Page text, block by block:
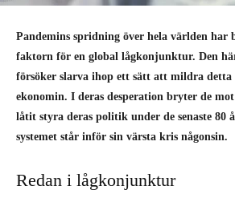
Pandemins spridning över hela världen har
faktorn för en global lågkonjunktur. Den
försöker slarva ihop ett sätt att mildra detta
ekonomin. I deras desperation bryter de
låtit styra deras politik under de senaste 80
systemet står inför sin värsta kris någonsin.
Redan i lågkonjunktur